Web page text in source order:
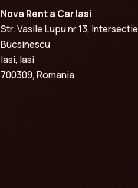
Nova Rent a Car Iasi
Str. Vasile Lupu nr 13, Intersectie
Bucsinescu
Iasi, Iasi
700309, Romania